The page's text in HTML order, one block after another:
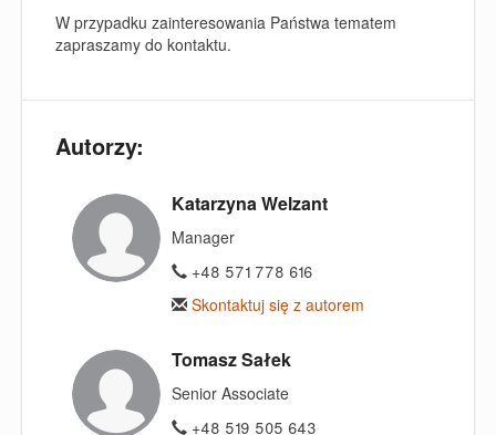
W przypadku zainteresowania Państwa tematem
zapraszamy do kontaktu.
Autorzy:
Katarzyna Welzant
Manager
+48 571 778 616
Skontaktuj się z autorem
Tomasz Sałek
Senior Associate
+48 519 505 643